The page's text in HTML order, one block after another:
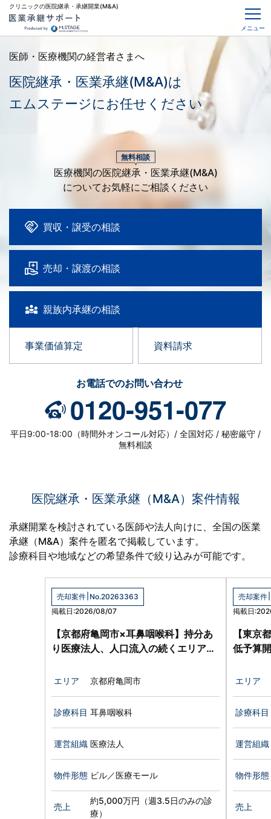
クリニックの医院継承・承継開業(M&A)
メニュー
医師・医療機関の経営者さまへ
医院継承・医業承継(M&A)は
エムステージにお任せください
無料相談
医療機関の医院継承・医業承継(M&A)
についてお気軽にご相談ください
買収・譲受の相談
売却・譲渡の相談
親族内承継の相談
事業価値算定 資料請求
お電話でのお問い合わせ
0120-951-077
平日9:00-18:00（時間外オンコール対応）/ 全国対応 / 秘密厳守 /
無料相談
医院継承・医業承継（M&A）案件情報
承継開業を検討されている医師や法人向けに、全国の医業
承継（M&A）案件を匿名で掲載しています。
診療科目や地域などの希望条件で絞り込みが可能です。
売却案件 No.20263363
掲載日:2026/08/07
【京都府亀岡市×耳鼻咽喉科】持分あ
り医療法人、人口流入の続くエリアで
エリア 京都府亀岡市
診療科目 耳鼻咽喉科
運営組織 医療法人
物件形態 ビル／医療モール
売上
約5,000万円（週3.5日のみの診
療）
売却案件
掲載日
【東京
低予算
エリア
診療科目
運営組織
物件形態
売上